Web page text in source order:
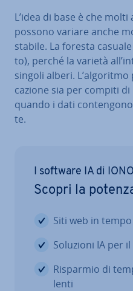
L’idea di base è che
possono variare anche
stabile. La foresta
to), perché la varietà
singoli alberi.
ca­zio­ne sia per compiti
quando i dati
te.
I software IA di
Scopri la
Siti web in
Soluzioni IA per
Risparmio di
len­ti